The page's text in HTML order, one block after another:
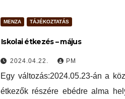
MENZA TÁJÉKOZTATÁS
Iskolai étkezés – május
2024.04.22. PM
Egy változás:2024.05.23-án a
étkezők részére ebédre alma